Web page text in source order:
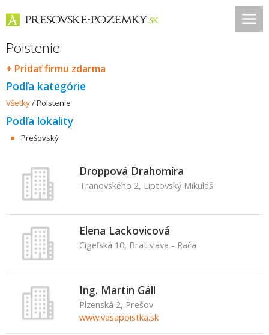
Poistenie
+ Pridať firmu zdarma
Podľa kategórie
Všetky/Poistenie
Podľa lokality
Prešovský
Droppová Drahomíra
Tranovského 2, Liptovský Mikuláš
Elena Lackovicová
Cígeľská 10, Bratislava - Rača
Ing. Martin Gáll
Plzenská 2, Prešov
www.vasapoistka.sk